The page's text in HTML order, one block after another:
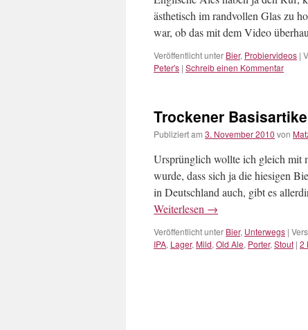
ästhetisch im randvollen Glas zu
war, ob das mit dem Video
Veröffentlicht unter Bier, Probiervideos |
Peter's | Schreib einen Kommentar
Trockener
Publiziert am 3. November 2010 von
Ursprünglich wollte ich gleich mit
wurde, dass sich ja die hiesigen
in Deutschland auch, gibt es
Weiterlesen →
Veröffentlicht unter Bier, Unterwegs |
IPA, Lager, Mild, Old Ale, Porter, Stout | 2